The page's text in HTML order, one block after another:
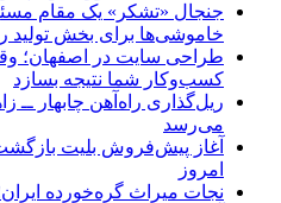
جنجال «تشکر» یک مقام
خاموشی‌ها برای بخش
طراحی سایت در اصفهان؛
کسب‌وکار شما نتیجه بسازد
ریل‌گذاری راه‌آهن چابهار ــ
می‌رسد
آغاز پیش‌فروش بلیت بازگشت
امروز
نجات میراث گره‌خورده